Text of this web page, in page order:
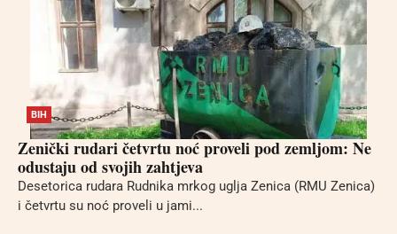
BIH
Zenički rudari četvrtu noć proveli pod zemljom: Ne
odustaju od svojih zahtjeva
Desetorica rudara Rudnika mrkog uglja Zenica (RMU Zenica)
i četvrtu su noć proveli u jami...